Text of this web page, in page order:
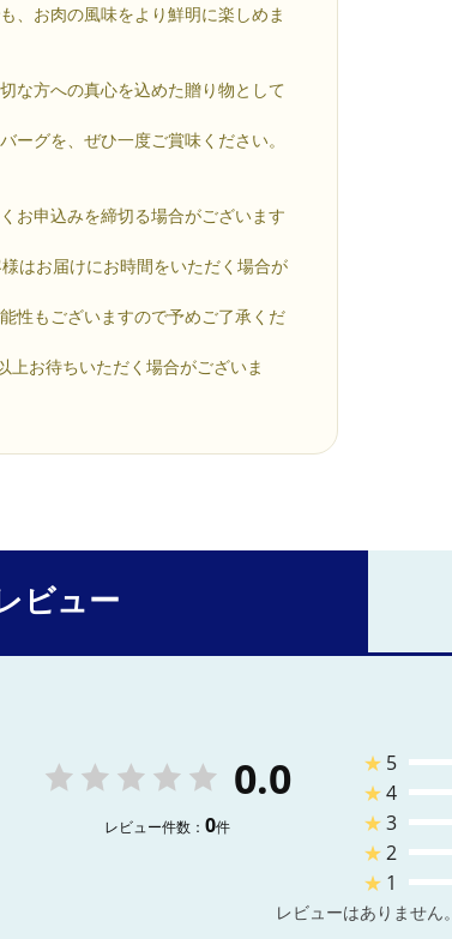
、お肉の風味をより鮮明に楽しめま
な方への真心を込めた贈り物として
ーグを、ぜひ一度ご賞味ください。
お申込みを締切る場合がございます
はお届けにお時間をいただく場合が
性もございますので予めご了承くだ
お待ちいただく場合がございま
ビュー
0.0
レビュー件数： 0件
★ 5
★4
★3
★2
★ 1
レビューはありません。